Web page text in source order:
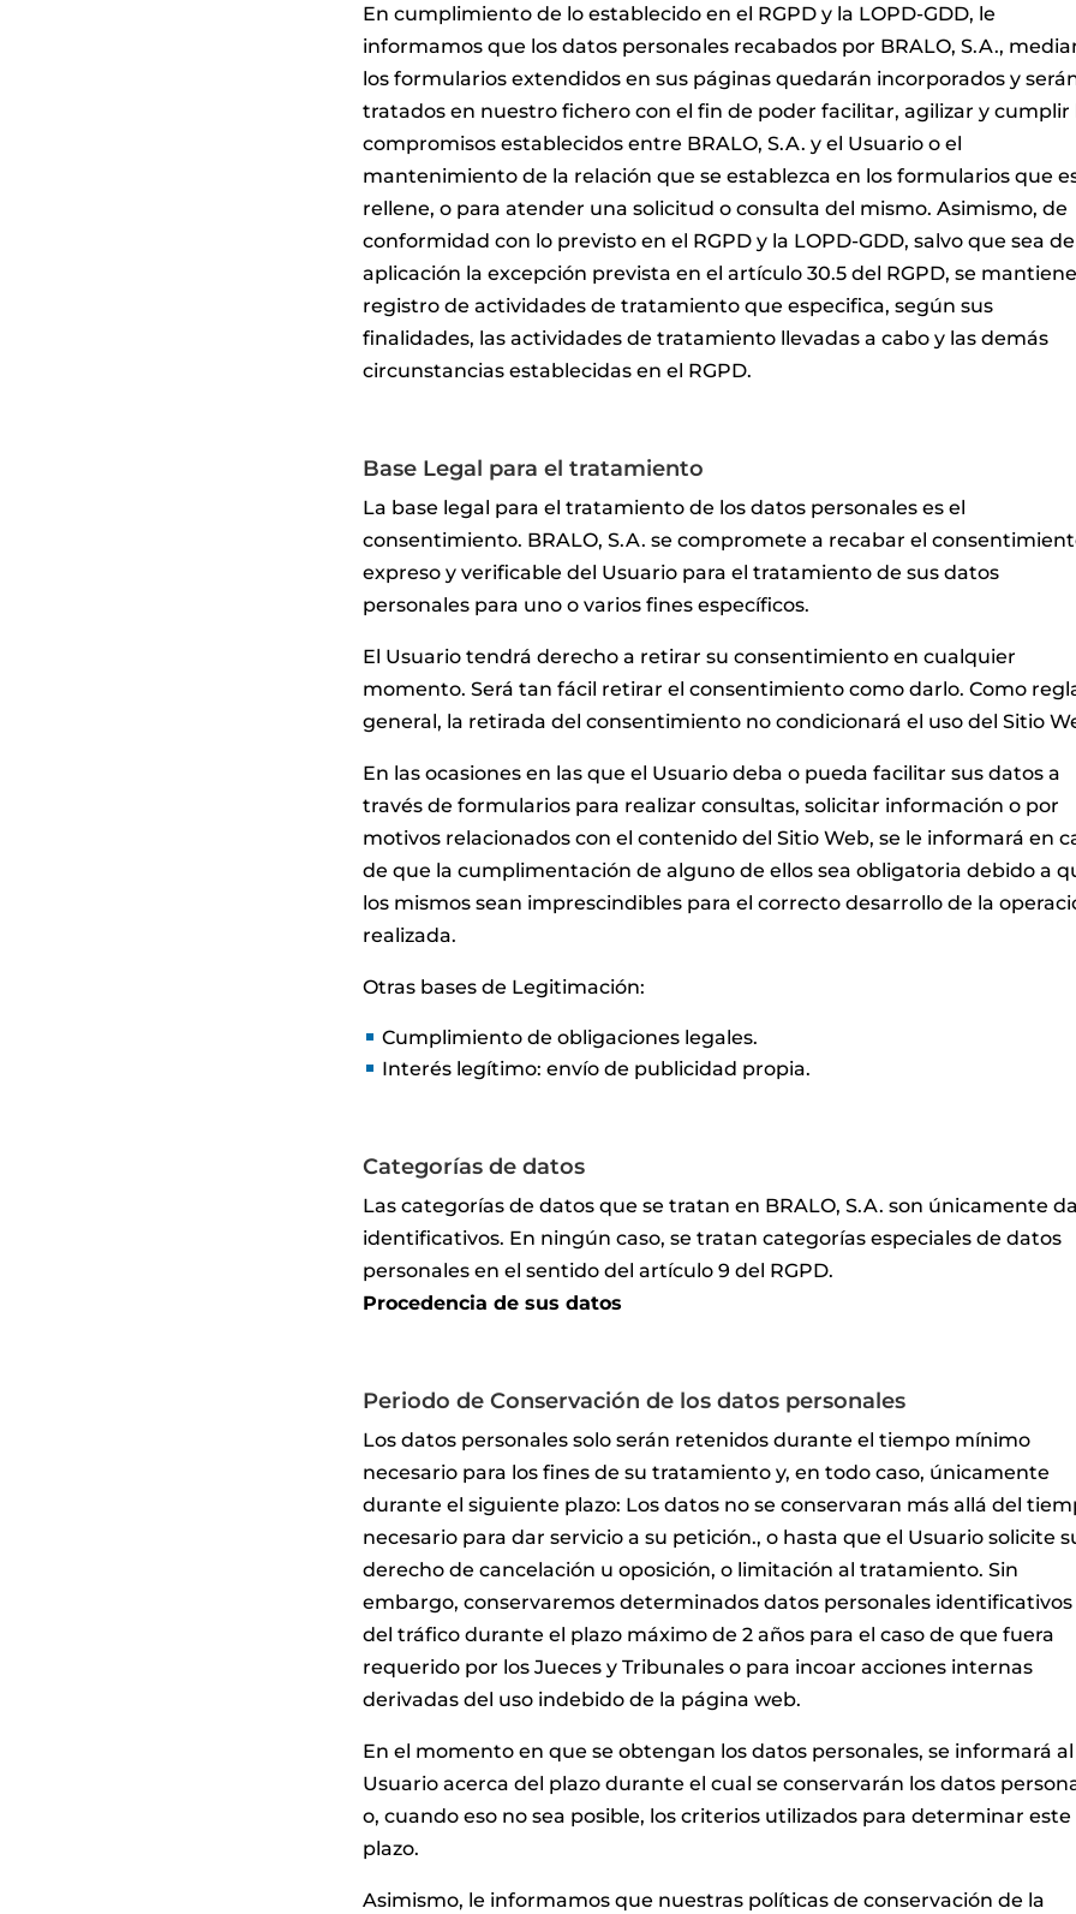
En cumplimiento de lo establecido en el RGPD y la LOPD-GDD, le
informamos que los datos personales recabados por BRALO, S.A.,
los formularios extendidos en sus páginas quedarán incorporados y
tratados en nuestro fichero con el fin de poder facilitar, agilizar y cumplir
compromisos establecidos entre BRALO, S.A. y el Usuario o el
mantenimiento de la relación que se establezca en los formularios que
rellene, o para atender una solicitud o consulta del mismo. Asimismo, de
conformidad con lo previsto en el RGPD y la LOPD-GDD, salvo que sea de
aplicación la excepción prevista en el artículo 30.5 del RGPD, se
registro de actividades de tratamiento que especifica, según sus
finalidades, las actividades de tratamiento llevadas a cabo y las demás
circunstancias establecidas en el RGPD.
Base Legal para el tratamiento
La base legal para el tratamiento de los datos personales es el
consentimiento. BRALO, S.A. se compromete a recabar el
expreso y verificable del Usuario para el tratamiento de sus datos
personales para uno o varios fines específicos.
El Usuario tendrá derecho a retirar su consentimiento en cualquier
momento. Será tan fácil retirar el consentimiento como darlo. Como
general, la retirada del consentimiento no condicionará el uso del Sitio
En las ocasiones en las que el Usuario deba o pueda facilitar sus datos a
través de formularios para realizar consultas, solicitar información o por
motivos relacionados con el contenido del Sitio Web, se le informará en
de que la cumplimentación de alguno de ellos sea obligatoria debido a
los mismos sean imprescindibles para el correcto desarrollo de la
realizada.
Otras bases de Legitimación:
Cumplimiento de obligaciones legales.
Interés legítimo: envío de publicidad propia.
Categorías de datos
Las categorías de datos que se tratan en BRALO, S.A. son únicamente
identificativos. En ningún caso, se tratan categorías especiales de datos
personales en el sentido del artículo 9 del RGPD.
Procedencia de sus datos
Periodo de Conservación de los datos personales
Los datos personales solo serán retenidos durante el tiempo mínimo
necesario para los fines de su tratamiento y, en todo caso, únicamente
durante el siguiente plazo: Los datos no se conservaran más allá del
necesario para dar servicio a su petición., o hasta que el Usuario solicite
derecho de cancelación u oposición, o limitación al tratamiento. Sin
embargo, conservaremos determinados datos personales identificativos
del tráfico durante el plazo máximo de 2 años para el caso de que fuera
requerido por los Jueces y Tribunales o para incoar acciones internas
derivadas del uso indebido de la página web.
En el momento en que se obtengan los datos personales, se informará al
Usuario acerca del plazo durante el cual se conservarán los datos
o, cuando eso no sea posible, los criterios utilizados para determinar este
plazo.
Asimismo, le informamos que nuestras políticas de conservación de la